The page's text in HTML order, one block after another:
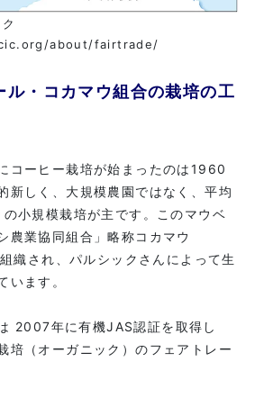
ク
about/fairtrade/
ル・コカマウ組合の栽培の工
コーヒー栽培が始まったのは1960
新しく、大規模農園ではなく、平均
小規模栽培が主です。このマウベ
農業協同組合」略称コカマウ
織され、パルシックさんによって生
います。
2007年に有機JAS認証を取得し
培（オーガニック）のフェアトレー